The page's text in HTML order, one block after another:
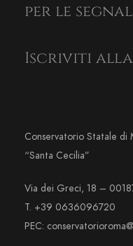
per le
Iscriviti
Conservatorio Statale di
“Santa Cecilia”
Via dei Greci, 18 –
T. +39 0636096720
PEC: